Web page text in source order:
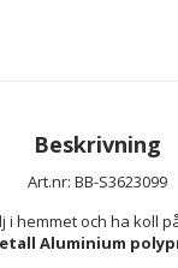
Beskrivning
Art.nr: BB-S3623099
i hemmet och ha koll
Aluminium